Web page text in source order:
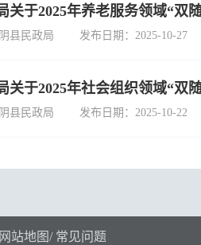
关于2025年养老服务领域“双​
阴县民政局 发布日期：2025-10-27
关于2025年社会组织领域“双
阴县民政局 发布日期：2025-10-22